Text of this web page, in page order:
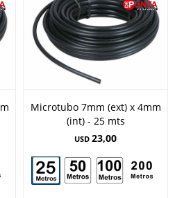
Microtubo 7mm (ext) x 4mm
(int) - 25 mts
USD 23,00